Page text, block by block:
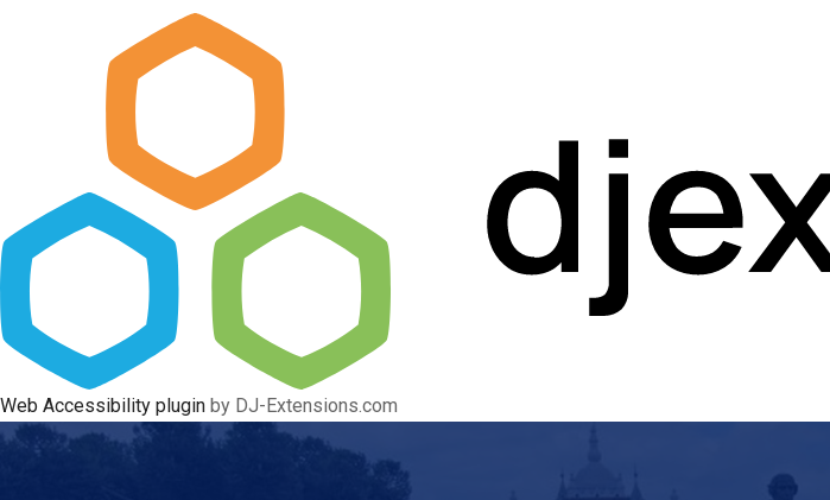
Web Accessibility plugin by DJ-Extensions.com